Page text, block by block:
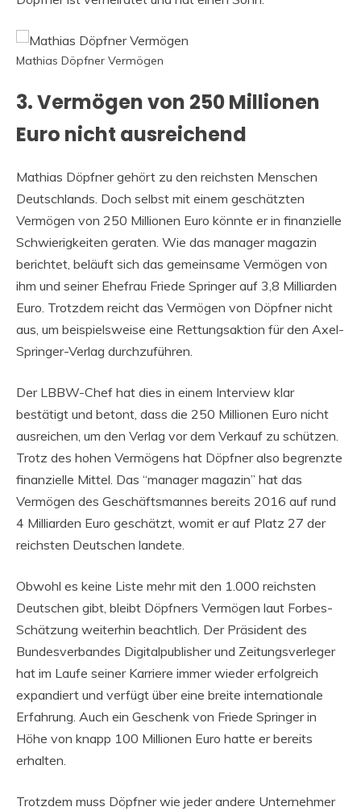
Mathias Döpfner Vermögen
3. Vermögen von 250 Millionen
Euro nicht ausreichend
Mathias Döpfner gehört zu den reichsten Menschen
Deutschlands. Doch selbst mit einem geschätzten
Vermögen von 250 Millionen Euro könnte er in finanzielle
Schwierigkeiten geraten. Wie das manager magazin
berichtet, beläuft sich das gemeinsame Vermögen von
ihm und seiner Ehefrau Friede Springer auf 3,8 Milliarden
Euro. Trotzdem reicht das Vermögen von Döpfner nicht
aus, um beispielsweise eine Rettungsaktion für den Axel-
Springer-Verlag durchzuführen.
Der LBBW-Chef hat dies in einem Interview klar
bestätigt und betont, dass die 250 Millionen Euro nicht
ausreichen, um den Verlag vor dem Verkauf zu schützen.
Trotz des hohen Vermögens hat Döpfner also begrenzte
finanzielle Mittel. Das “manager magazin” hat das
Vermögen des Geschäftsmannes bereits 2016 auf rund
4 Milliarden Euro geschätzt, womit er auf Platz 27 der
reichsten Deutschen landete.
Obwohl es keine Liste mehr mit den 1.000 reichsten
Deutschen gibt, bleibt Döpfners Vermögen laut Forbes-
Schätzung weiterhin beachtlich. Der Präsident des
Bundesverbandes Digitalpublisher und Zeitungsverleger
hat im Laufe seiner Karriere immer wieder erfolgreich
expandiert und verfügt über eine breite internationale
Erfahrung. Auch ein Geschenk von Friede Springer in
Höhe von knapp 100 Millionen Euro hatte er bereits
erhalten.
Trotzdem muss Döpfner wie jeder andere Unternehmer